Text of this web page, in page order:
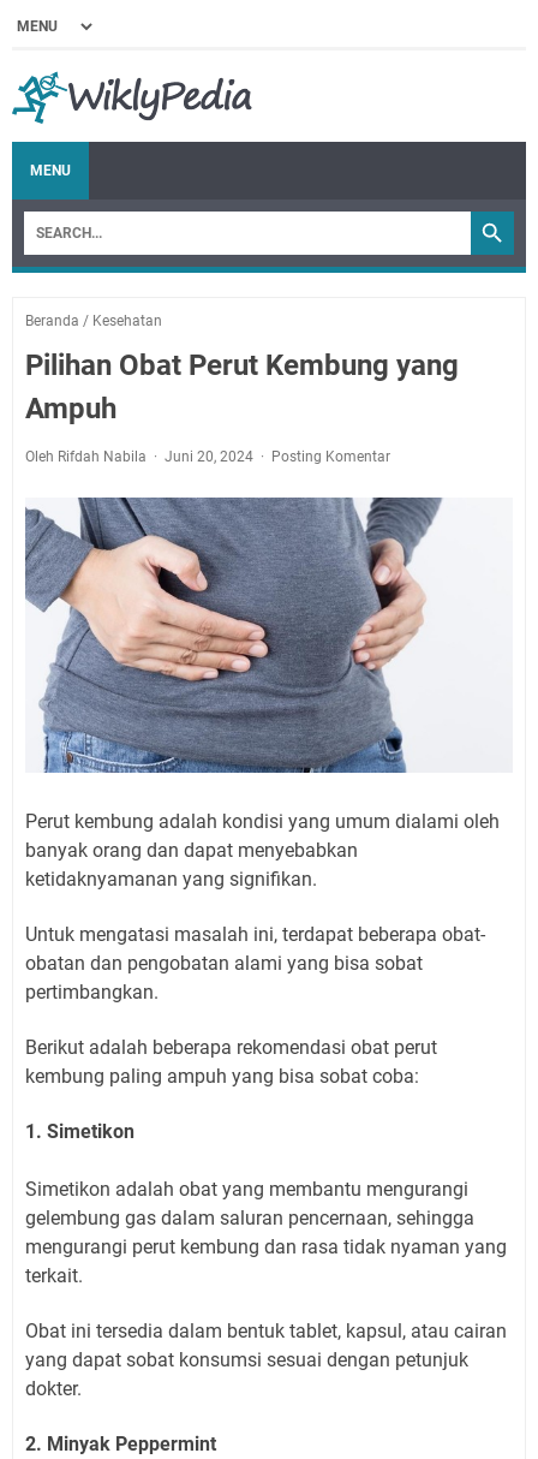
MENU
Beranda / Kesehatan
Pilihan Obat Perut Kembung yang
Ampuh
Oleh Rifdah Nabila Juni 20, 2024 Posting Komentar
Perut kembung adalah kondisi yang umum dialami oleh
banyak orang dan dapat menyebabkan
ketidaknyamanan yang signifikan.
Untuk mengatasi masalah ini, terdapat beberapa obat-
obatan dan pengobatan alami yang bisa sobat
pertimbangkan.
Berikut adalah beberapa rekomendasi obat perut
kembung paling ampuh yang bisa sobat coba:
1. Simetikon
Simetikon adalah obat yang membantu mengurangi
gelembung gas dalam saluran pencernaan, sehingga
mengurangi perut kembung dan rasa tidak nyaman yang
terkait.
Obat ini tersedia dalam bentuk tablet, kapsul, atau cairan
yang dapat sobat konsumsi sesuai dengan petunjuk
dokter.
2. Minyak Peppermint